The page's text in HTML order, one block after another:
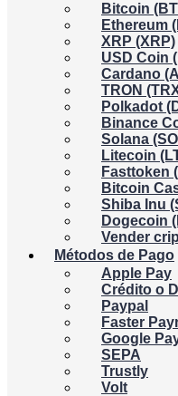
Bitcoin
Ethereum
XRP (XRP)
USD Coin
Cardano
TRON
Polkadot
Binance
Solana
Litecoin
Fasttoken
Bitcoin
Shiba Inu
Dogecoin
Vender
Métodos de Pago
Apple Pay
Crédito o
Paypal
Faster
Google
SEPA
Trustly
Volt